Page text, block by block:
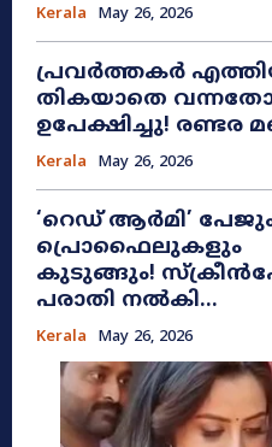
Kerala May 26, 2026
പ്രവർത്തകർ
തികയാതെ
ഉപേക്ഷിച്ചു! രണ്ടര
Kerala May 26, 2026
​‘റെഡ് ആർമി’
പ്രൊഫൈലുകളും
കുടുങ്ങും!
പരാതി നൽകി...
Kerala May 26, 2026